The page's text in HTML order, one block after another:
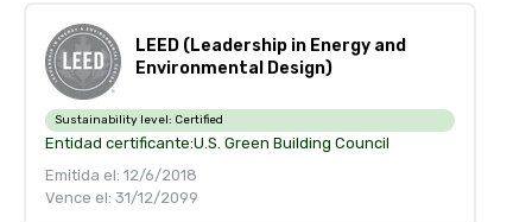
LEED (Leadership in Energy and
Environmental Design)
Sustainability level: Certified
Entidad certificante:U.S. Green Building Council
Emitida el: 12/6/2018
Vence el: 31/12/2099